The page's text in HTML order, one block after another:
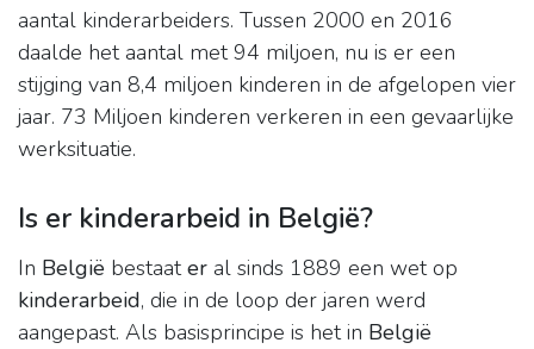
aantal kinderarbeiders. Tussen 2000 en 2016
daalde het aantal met 94 miljoen, nu is er een
stijging van 8,4 miljoen kinderen in de afgelopen vier
jaar. 73 Miljoen kinderen verkeren in een gevaarlijke
werksituatie.
Is er kinderarbeid in België?
In België bestaater al sinds 1889 een wet op
kinderarbeid, die in de loop der jaren werd
aangepast. Als basisprincipe is het in België